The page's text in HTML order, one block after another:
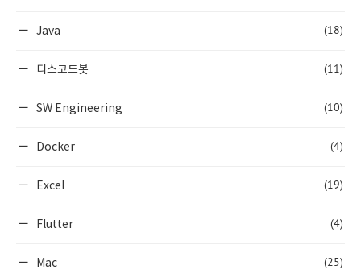
Java (18)
디스코드봇 (11)
SW Engineering (10)
Docker (4)
Excel (19)
Flutter (4)
Mac (25)